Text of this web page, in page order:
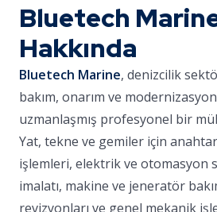
Bluetech
Hakkında
Bluetech Marine, denizcilik
bakım, onarım ve
uzmanlaşmış profesyonel bir
Yat, tekne ve gemiler için
işlemleri, elektrik ve otomasyon
imalatı, makine ve jeneratör
revizyonları ve genel mekanik